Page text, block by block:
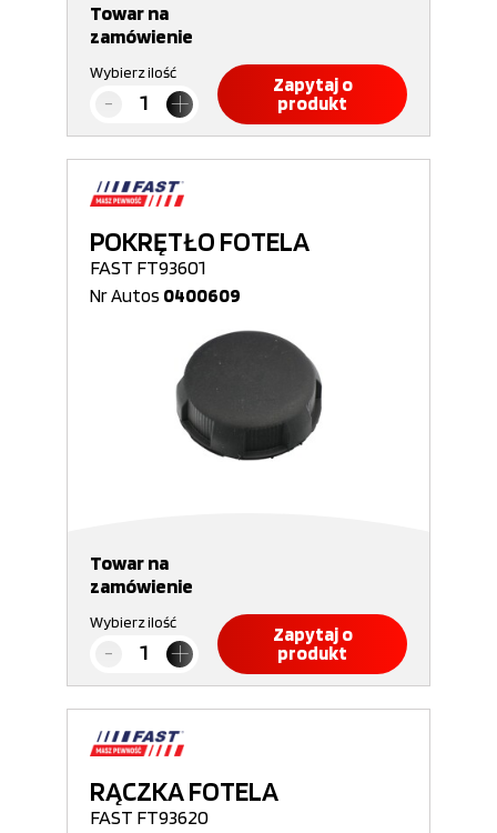
Towar na
zamówienie
Wybierz ilość
Zapytaj o
produkt
POKRĘTŁO FOTELA
FAST FT93601
Nr Autos 0400609
Towar na
zamówienie
Wybierz ilość
Zapytaj o
produkt
RĄCZKA FOTELA
FAST FT93620